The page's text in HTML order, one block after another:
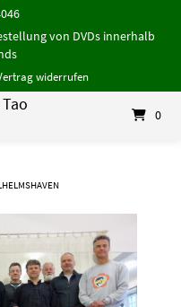
von DVDs innerhalb
widerrufen
0